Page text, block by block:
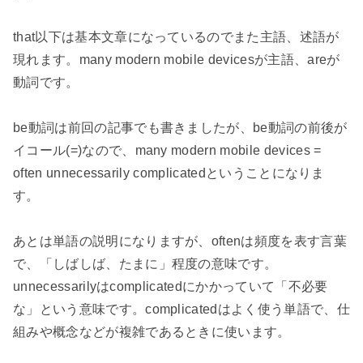
that以下は基本文章になっているのでまた主語、述語が
現れます。many modern mobile devicesが主語、areが
動詞です。
be動詞は前回の記事でも書きましたが、be動詞の前後が
イコール(=)なので、many modern mobile devices =
often unnecessarily complicatedということになりま
す。
あとは単語の説明になりますが、oftenは頻度を表す言葉
で、「しばしば、たまに」程度の意味です。
unnecessarilyはcomplicatedにかかっていて「不必要
な」という意味です。complicatedはよく使う単語で、仕
組みや概念などが複雑であるときに使います。